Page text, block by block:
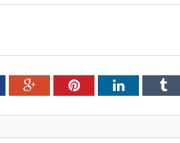
Google+PinterestLinkedIn